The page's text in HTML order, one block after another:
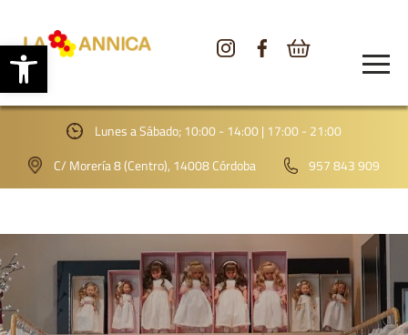
Abrir barra de herramientas
TIENDA
GALERÍA
BLOG
CONTACTO
Lunes a Sábado; 10:00 - 14:00 | 17:00 - 21:00
C/ Morería 8 (Centro), 14008 Córdoba
957 843 909